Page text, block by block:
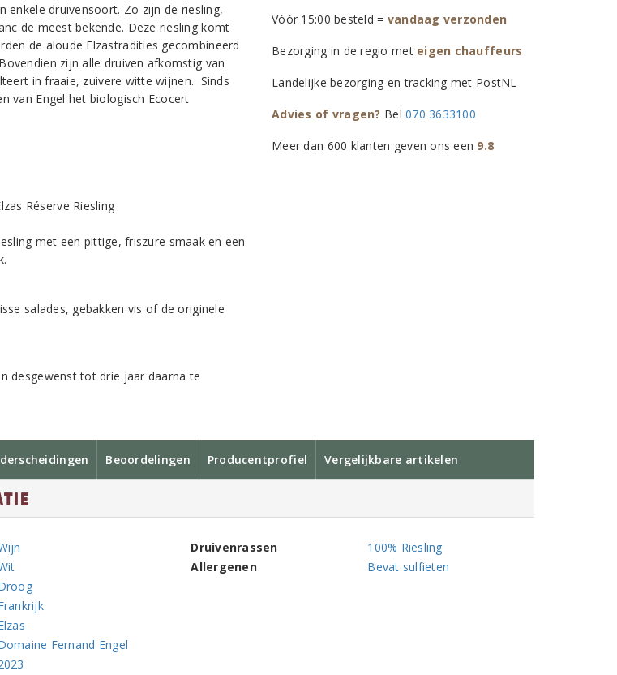
enkele druivensoort. Zo zijn de riesling,
de meest bekende. Deze riesling komt
de aloude Elzastradities gecombineerd
zijn alle druiven afkomstig van
in fraaie, zuivere witte wijnen. Sinds
van Engel het biologisch Ecocert
met een pittige, friszure smaak en een
salades, gebakken vis of de originele
desgewenst tot drie jaar daarna te
Vóór 15:00 besteld = vandaag verzonden
Bezorging in de regio met eigen chauffeurs
Landelijke bezorging en tracking met PostNL
Advies of vragen? Bel070 3633100
Meer dan 600 klanten geven ons een 9.8
Beoordelingen Producentprofiel Vergelijkbare artikelen
Fernand Engel
Druivenrassen
100% Riesling
Allergenen
Bevat sulfieten